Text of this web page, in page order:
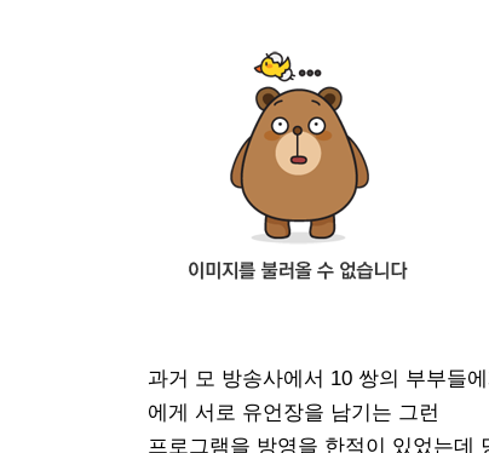
과거 모 방송사에서 10 쌍의 부부들
에게 서로 유언장을 남기는 그런
프로그램을 방영을 한적이 있었는